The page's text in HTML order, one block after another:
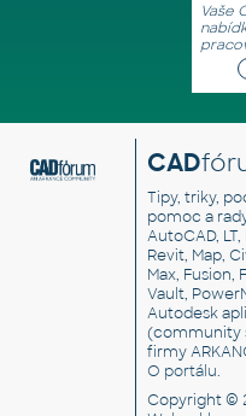
Vaše
CAD
Tipy, triky,
pomoc a
AutoCAD,
Revit, Map,
Max, Fusion,
Vault,
Autodesk
(community
firmy
O portálu.
Copyright ©